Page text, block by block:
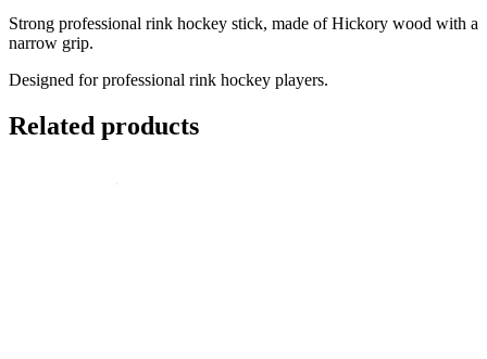
Strong professional rink hockey stick, made of Hickory wood with a
narrow grip.
Designed for professional rink hockey players.
Related products